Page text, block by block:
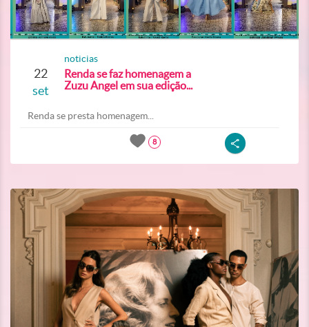
22
set
noticias
Renda se faz homenagem a
Zuzu Angel em sua edição...
Renda se presta homenagem...
8